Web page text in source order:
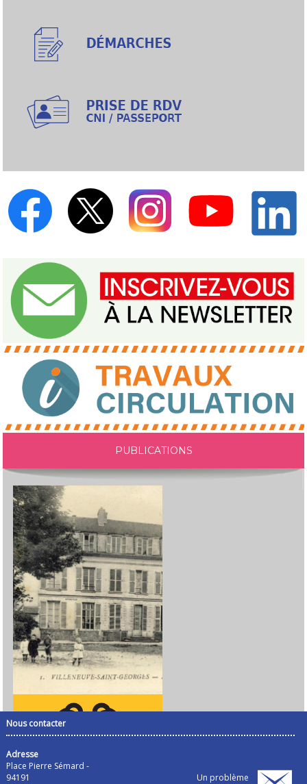
PUBLICATIONS
Nous contacter
Adresse
Place Pierre Sémard -
94191
Un problème